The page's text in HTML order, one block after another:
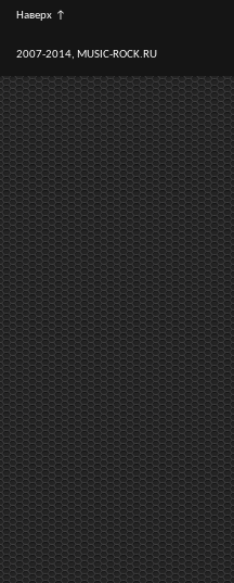
Наверх ↑
2007-2014, MUSIC-ROCK.RU